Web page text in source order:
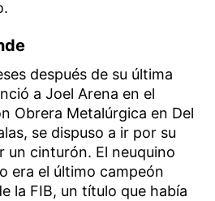
después de su última
a Joel Arena en el
Obrera Metalúrgica en Del
se dispuso a ir por su
un cinturón. El neuquino
era el último campeón
la FIB, un título que había